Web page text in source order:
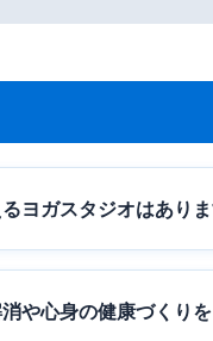
ヨガスタジオはあり
や心身の健康づくり